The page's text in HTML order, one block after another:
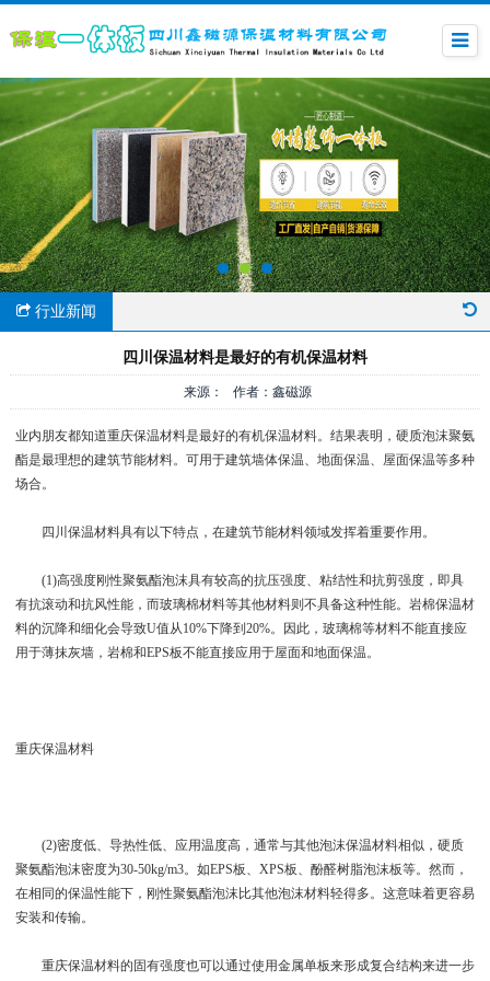
行业新闻
四川保温材料是最好的有机保温材料
来源： 作者：鑫磁源
业内朋友都知道重庆保温材料是最好的有机保温材料。结果表明，硬质泡沫聚氨
酯是最理想的建筑节能材料。可用于建筑墙体保温、地面保温、屋面保温等多种
场合。
四川保温材料具有以下特点，在建筑节能材料领域发挥着重要作用。
(1)高强度刚性聚氨酯泡沫具有较高的抗压强度、粘结性和抗剪强度，即具
有抗滚动和抗风性能，而玻璃棉材料等其他材料则不具备这种性能。岩棉保温材
料的沉降和细化会导致U值从10%下降到20%。因此，玻璃棉等材料不能直接应
用于薄抹灰墙，岩棉和EPS板不能直接应用于屋面和地面保温。
重庆保温材料
(2)密度低、导热性低、应用温度高，通常与其他泡沫保温材料相似，硬质
聚氨酯泡沫密度为30-50kg/m3。如EPS板、XPS板、酚醛树脂泡沫板等。然而，
在相同的保温性能下，刚性聚氨酯泡沫比其他泡沫材料轻得多。这意味着更容易
安装和传输。
重庆保温材料的固有强度也可以通过使用金属单板来形成复合结构来进一步